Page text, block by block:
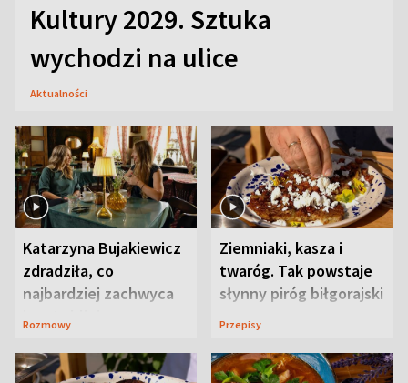
Kultury 2029. Sztuka
wychodzi na ulice
Aktualności
Katarzyna Bujakiewicz
zdradziła, co
najbardziej zachwyca
ją w Lublinie
Rozmowy
Ziemniaki, kasza i
twaróg. Tak powstaje
słynny piróg biłgorajski
Przepisy